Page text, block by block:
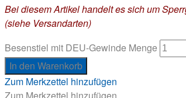
Bei diesem Artikel handelt es sich um
(siehe Versandarten)
Besenstiel mit DEU-Gewinde Menge
In den Warenkorb
Zum Merkzettel hinzufügen
Zum Merkzettel hinzufügen